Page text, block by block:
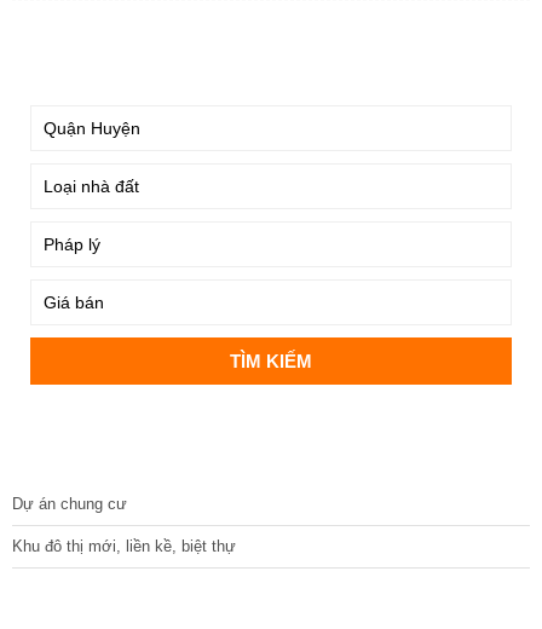
Dự án chung cư
Khu đô thị mới, liền kề, biệt thự